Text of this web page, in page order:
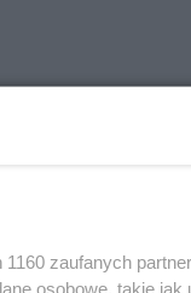
zaufanych
osobowe, takie jak